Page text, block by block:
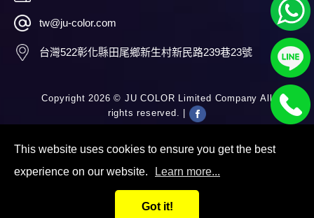
tw@ju-color.com
台灣522彰化縣田尾鄉新生村新民路239巷23號
Copyright 2026 ©JU COLOR Limited Company All
rights reserved. |
This website uses cookies to ensure you get the best
experience on our website.
Learn more...
Got it!